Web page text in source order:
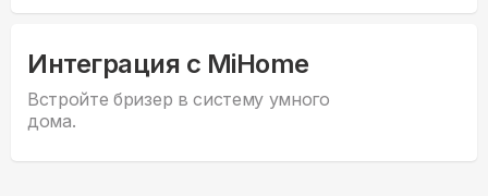
Интеграция с MiHome
Встройте бризер в систему умного
дома.